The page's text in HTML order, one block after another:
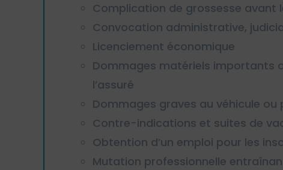
Complication de grossesse avant
Convocation administrative,
Licenciement économique
Dommages matériels importants
l’assuré
Dommages graves au véhicule
Contre-indications et suites de
Obtention d’un emploi pour les
Mutation professionnelle